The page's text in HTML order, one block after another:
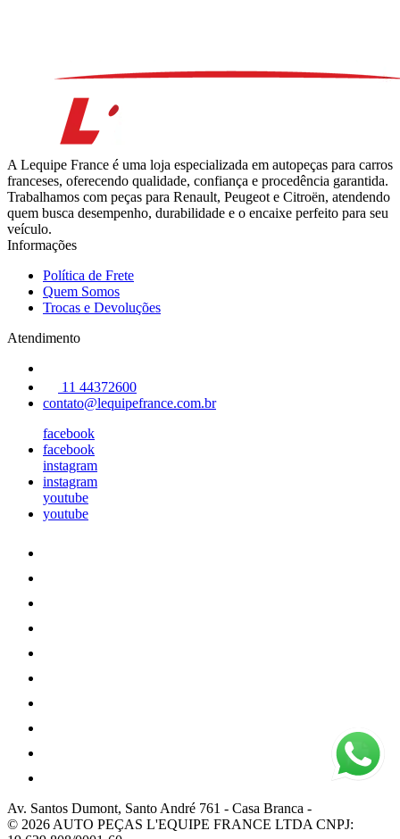
A Lequipe France é uma loja especializada em autopeças para carros
franceses, oferecendo qualidade, confiança e procedência garantida.
Trabalhamos com peças para Renault, Peugeot e Citroën, atendendo
quem busca desempenho, durabilidade e o encaixe perfeito para seu
veículo.
Informações
Política de Frete
Quem Somos
Trocas e Devoluções
Atendimento
11 44372600
contato@lequipefrance.com.br
facebook
facebook
instagram
instagram
youtube
youtube
Av. Santos Dumont, Santo André 761 - Casa Branca -
© 2026 AUTO PEÇAS L'EQUIPE FRANCE LTDA CNPJ: